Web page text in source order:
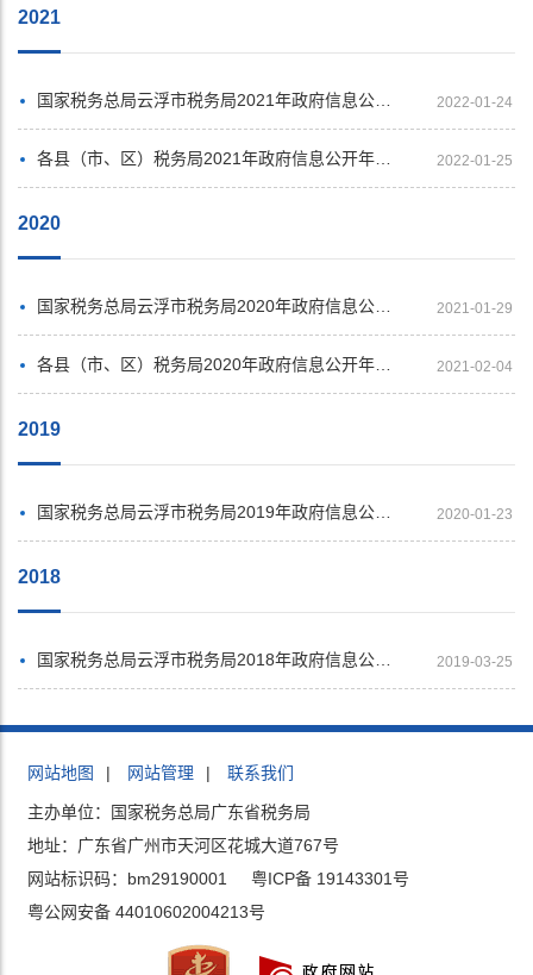
2021
国家税务总局云浮市税务局2021年政府信息公开工作年度报告 2022-01-24
各县（市、区）税务局2021年政府信息公开年度报告汇总展示 2022-01-25
2020
国家税务总局云浮市税务局2020年政府信息公开工作年度报告 2021-01-29
各县（市、区）税务局2020年政府信息公开年度报告汇总展示 2021-02-04
2019
国家税务总局云浮市税务局2019年政府信息公开工作年度报告 2020-01-23
2018
国家税务总局云浮市税务局2018年政府信息公开工作年度报告 2019-03-25
网站地图 | 网站管理 | 联系我们
主办单位：国家税务总局广东省税务局
地址：广东省广州市天河区花城大道767号
网站标识码：bm29190001
粤ICP备 19143301号
粤公网安备 44010602004213号